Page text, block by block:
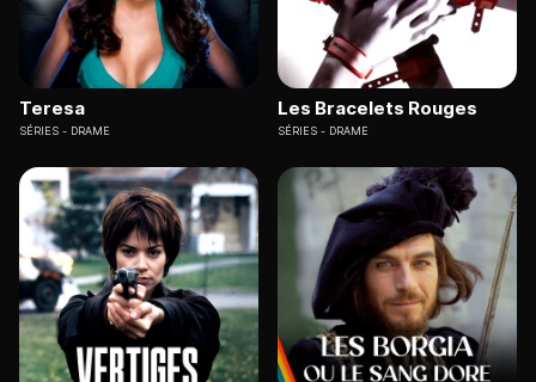
Teresa
SÉRIES DRAME
Les Bracelets Rouges
SÉRIES DRAME